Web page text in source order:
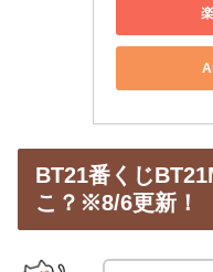
BT21番くじ
こ？※8/6更新！